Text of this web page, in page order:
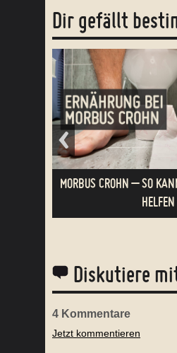
Dir gefällt
MEIN PALEO ERFOLG:
Diskutiere
4 Kommentare
Jetzt kommentieren